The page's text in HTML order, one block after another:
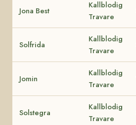
Jona Best
Kallblodig
Travare
Solfrida
Kallblodig
Travare
Jomin
Kallblodig
Travare
Solstegra
Kallblodig
Travare